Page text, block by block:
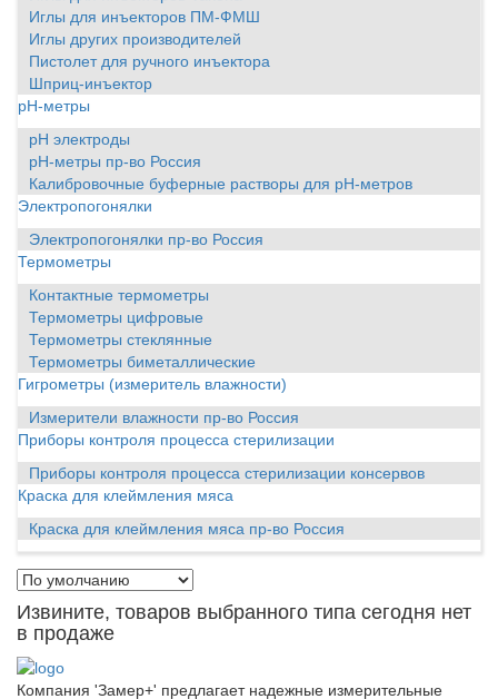
Иглы для инъекторов ПМ-ФМШ
Иглы других производителей
Пистолет для ручного инъектора
Шприц-инъектор
pH-метры
pH электроды
pH-метры пр-во Россия
Калибровочные буферные растворы для pH-метров
Электропогонялки
Электропогонялки пр-во Россия
Термометры
Контактные термометры
Термометры цифровые
Термометры стеклянные
Термометры биметаллические
Гигрометры (измеритель влажности)
Измерители влажности пр-во Россия
Приборы контроля процесса стерилизации
Приборы контроля процесса стерилизации консервов
Краска для клеймления мяса
Краска для клеймления мяса пр-во Россия
Извините, товаров выбранного типа сегодня нет
в продаже
Компания 'Замер+' предлагает надежные измерительные